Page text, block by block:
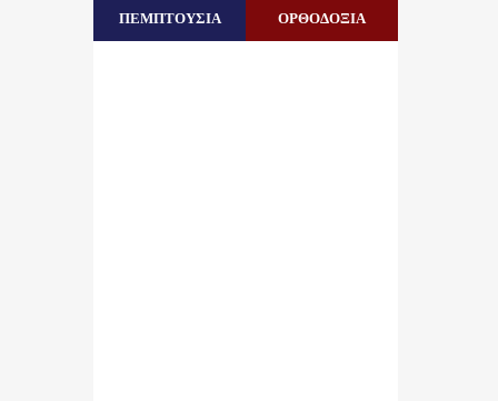
ΠΕΜΠΤΟΥΣΙΑ ΟΡΘΟΔΟΞΙΑ